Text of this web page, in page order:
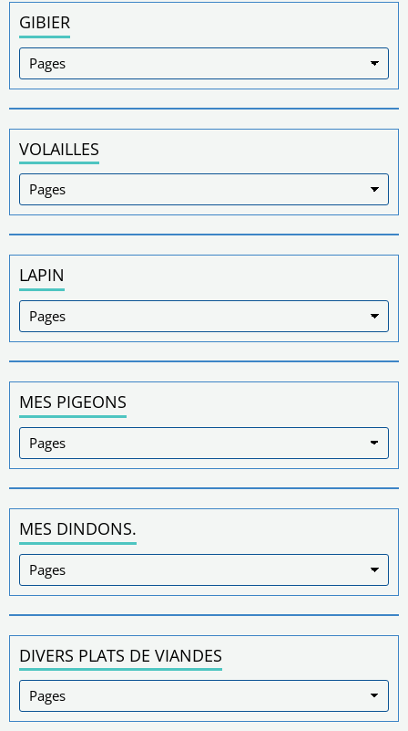
GIBIER
VOLAILLES
LAPIN
MES PIGEONS
MES DINDONS.
DIVERS PLATS DE VIANDES